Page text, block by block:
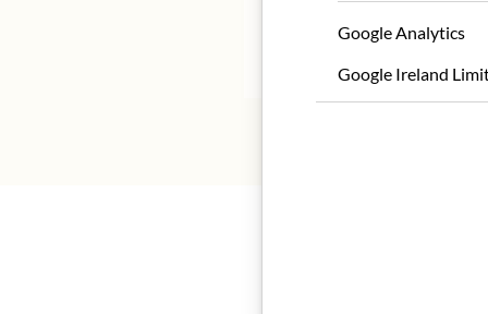
* Wir bitten um
Google Analytics
Google Ireland